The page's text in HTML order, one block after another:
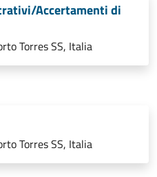
Accertamenti di
Torres SS, Italia
Torres SS, Italia